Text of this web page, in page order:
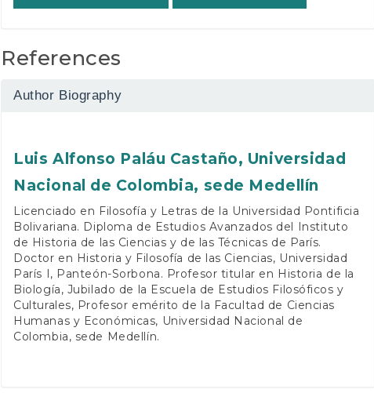
References
Author Biography
Luis Alfonso Paláu Castaño, Universidad
Nacional de Colombia, sede Medellín
Licenciado en Filosofía y Letras de la Universidad Pontificia
Bolivariana. Diploma de Estudios Avanzados del Instituto
de Historia de las Ciencias y de las Técnicas de París.
Doctor en Historia y Filosofía de las Ciencias, Universidad
París I, Panteón-Sorbona. Profesor titular en Historia de la
Biología, Jubilado de la Escuela de Estudios Filosóficos y
Culturales, Profesor emérito de la Facultad de Ciencias
Humanas y Económicas, Universidad Nacional de
Colombia, sede Medellín.